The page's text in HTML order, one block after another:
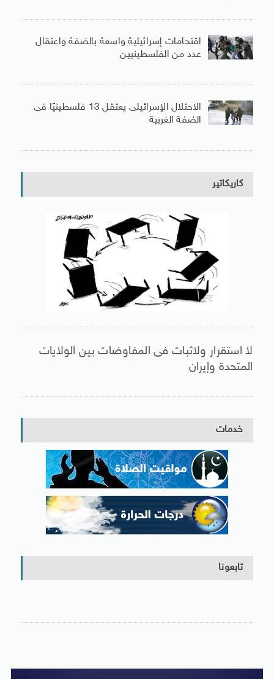
اقتحامات إسرائيلية واسعة بالضفة واعتقال
عدد من الفلسطينيين
الاحتلال الإسرائيلى يعتقل 13 فلسطينيًا فى
الضفة الغربية
كاريكاتير
لا استقرار ولاثبات فى المفاوضات بين الولايات
المتحدة وإيران
خدمات
تابعونا